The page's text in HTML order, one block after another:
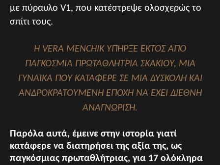
με πύραυλο V1, που κατέστρεψε ολοσχερώς το
σπίτι τους.
Η VERA MENCHIK ΥΠΉΡΞΕ ΕΚΤΌΣ ΑΠΌ
ΠΑΓΚΌΣΜΙΑ ΠΡΩΤΑΘΛΉΤΡΙΑ ΣΚΑΚΙΟΎ, ΜΙΑ
ΓΥΝΑΊΚΑ ΠΟΥ ΚΑΤΆΦΕΡΕ ΣΕ ΜΙΑ ΔΎΣΚΟΛΗ ΚΑΙ
ΑΝΔΡΟΚΡΑΤΟΎΜΕΝΗ ΕΠΟΧΉ ΝΑ ΈΧΕΙ ΔΙΕΘΝΉ
ΑΝΑΓΝΏΡΙΣΗ.
Παρόλα αυτά, έμεινε στην ιστορία γιατί
κατάφερε να διατηρήσει της αξία της, ως
παγκόσμιας πρωταθλήτριας, για 17 ολόκληρα